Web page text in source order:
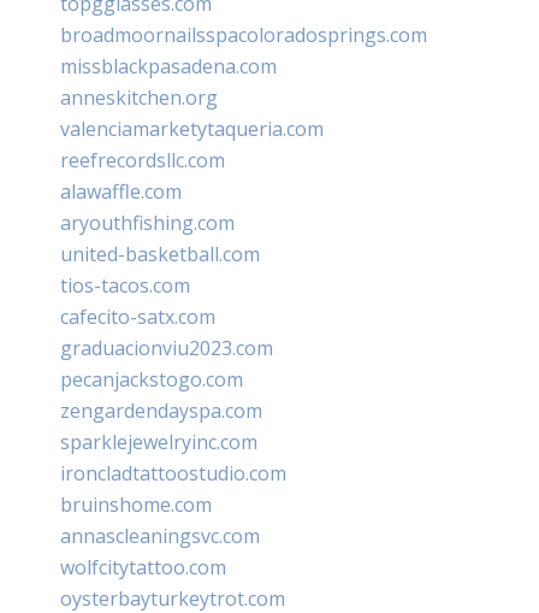
broadmoornailsspacoloradosprings.com
missblackpasadena.com
anneskitchen.org
valenciamarketytaqueria.com
reefrecordsllc.com
alawaffle.com
aryouthfishing.com
united-basketball.com
tios-tacos.com
cafecito-satx.com
graduacionviu2023.com
pecanjackstogo.com
zengardendayspa.com
sparklejewelryinc.com
ironcladtattoostudio.com
bruinshome.com
annascleaningsvc.com
wolfcitytattoo.com
oysterbayturkeytrot.com